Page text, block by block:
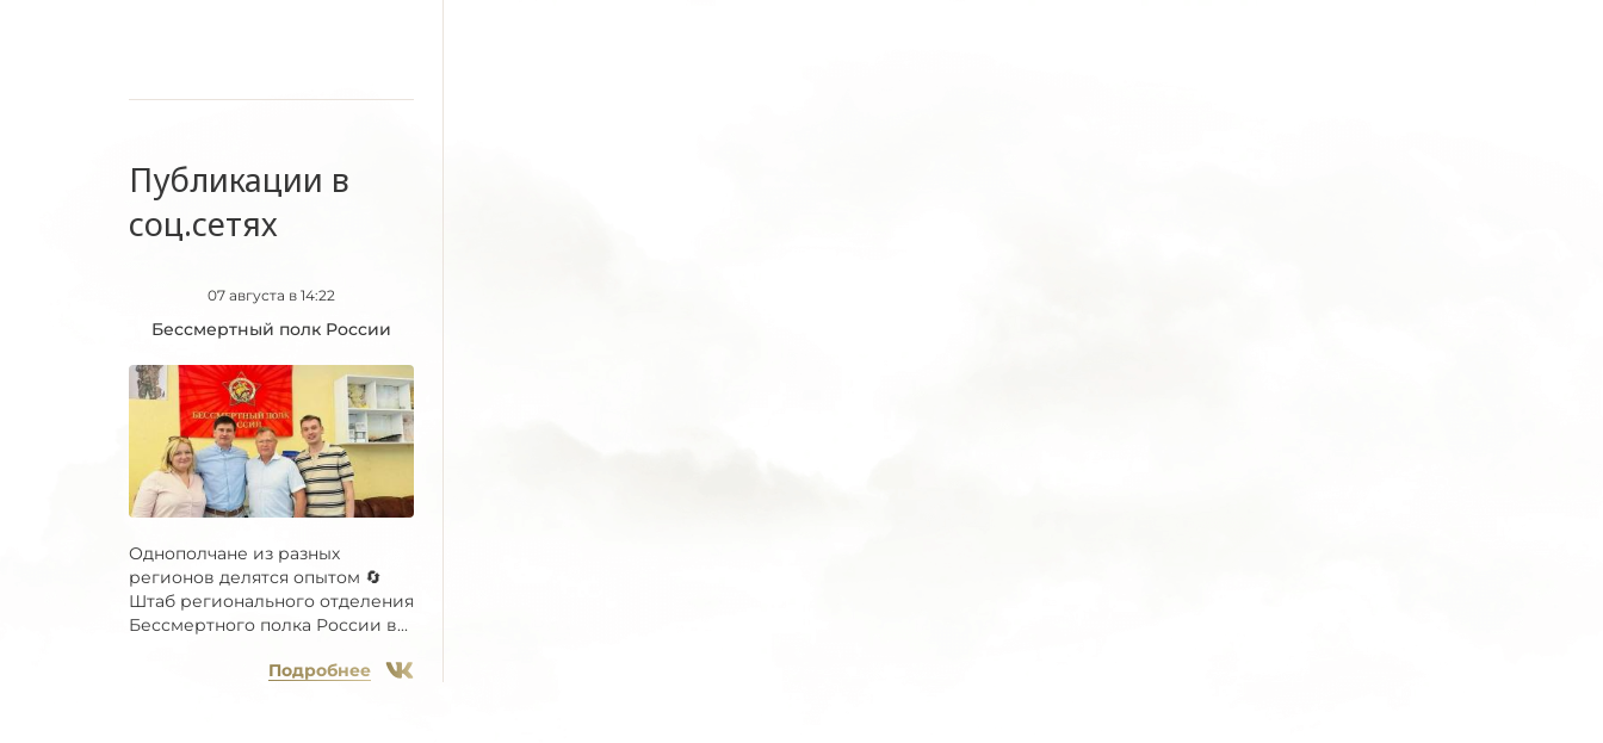
Публикации в
соц.сетях
07 августа в 14:22
Бессмертный полк России
Однополчане из разных
регионов делятся опытом 🔄
Штаб регионального отделения
Бессмертного полка России в...
Подробнее